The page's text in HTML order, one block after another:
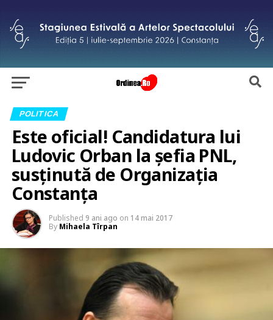
POLITICA
Este oficial! Candidatura lui
Ludovic Orban la șefia PNL,
susținută de Organizația
Constanța
Published 9 ani ago on 14 mai 2017
By Mihaela Tîrpan